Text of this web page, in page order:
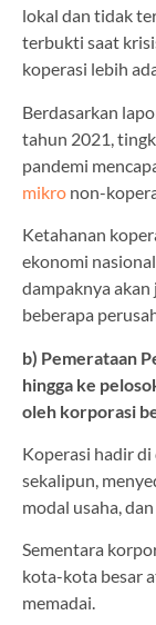
lokal dan tidak
terbukti saat
koperasi lebih
Berdasarkan
tahun 2021,
pandemi
mikro non-
Ketahanan
ekonomi
dampaknya
beberapa
b) Pemerataan
hingga ke
oleh korporasi
Koperasi hadir
sekalipun,
modal usaha,
Sementara
kota-kota besar
memadai.